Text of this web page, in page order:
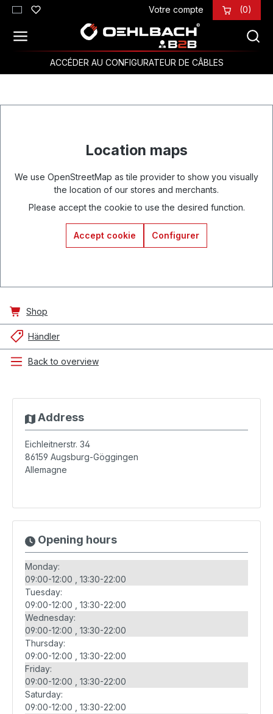
Passer au contenu principal Votre compte (0)
ACCÉDER AU CONFIGURATEUR DE CÂBLES
Location maps
We use OpenStreetMap as tile provider to show you visually
the location of our stores and merchants.
Please accept the cookie to use the desired function.
Accept cookie Configurer
Shop
Händler
Back to overview
Address
Eichleitnerstr. 34
86159 Augsburg-Göggingen
Allemagne
Opening hours
Monday:
09:00-12:00
13:30-22:00
Tuesday:
09:00-12:00
13:30-22:00
Wednesday:
09:00-12:00
13:30-22:00
Thursday:
09:00-12:00
13:30-22:00
Friday:
09:00-12:00
13:30-22:00
Saturday:
09:00-12:00
13:30-22:00